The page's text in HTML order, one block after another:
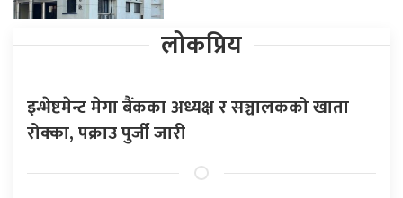
लोकप्रिय
इन्भेष्टमेन्ट मेगा बैंकका अध्यक्ष र सञ्चालकको खाता
रोक्का, पक्राउ पुर्जी जारी